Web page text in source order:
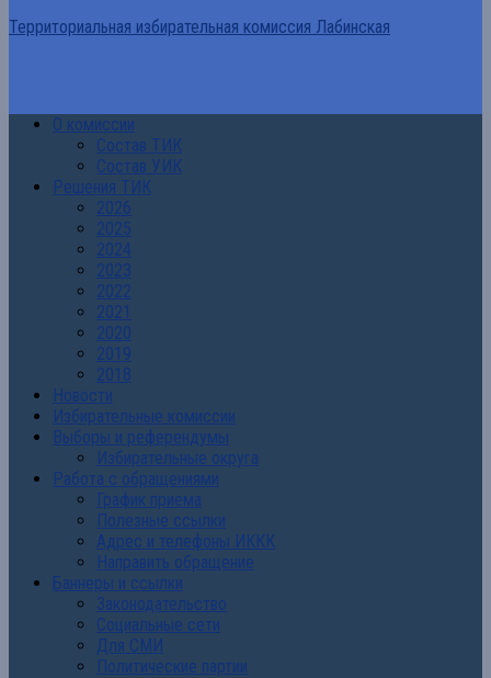
Территориальная избирательная комиссия Лабинская
О комиссии
Состав ТИК
Состав УИК
Решения ТИК
2026
2025
2024
2023
2022
2021
2020
2019
2018
Новости
Избирательные комиссии
Выборы и референдумы
Избирательные округа
Работа с обращениями
График приема
Полезные ссылки
Адрес и телефоны ИККК
Направить обращение
Баннеры и ссылки
Законодательство
Социальные сети
Для СМИ
Политические партии